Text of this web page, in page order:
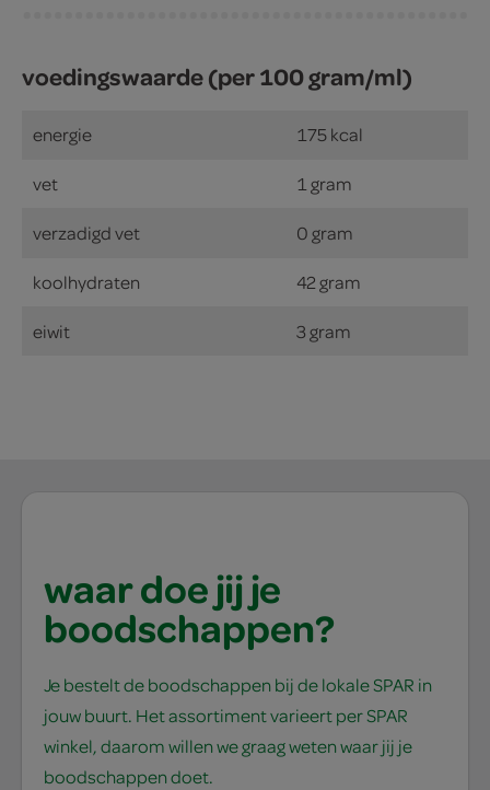
voedingswaarde (per 100 gram/ml)
energie 175 kcal
vet 1 gram
verzadigd vet 0 gram
koolhydraten 42 gram
eiwit 3 gram
waar doe jij je
boodschappen?
Je bestelt de boodschappen bij de lokale SPAR in
jouw buurt. Het assortiment varieert per SPAR
winkel, daarom willen we graag weten waar jij je
boodschappen doet.